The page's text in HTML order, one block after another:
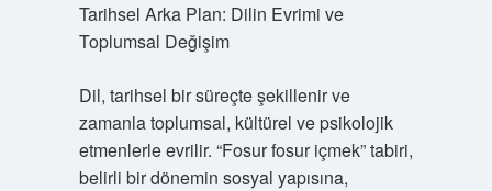
Tarihsel Arka Plan: Dilin Evrimi ve
Toplumsal Değişim
Dil, tarihsel bir süreçte şekillenir ve
zamanla toplumsal, kültürel ve psikolojik
etmenlerle evrilir. “Fosur fosur içmek” tabiri,
belirli bir dönemin sosyal yapısına,